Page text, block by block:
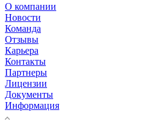
О компании
Новости
Команда
Отзывы
Карьера
Контакты
Партнеры
Лицензии
Документы
Информация